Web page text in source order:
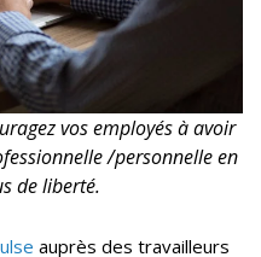
vos employés à avoir
/personnelle en
de liberté.
auprès des travailleurs